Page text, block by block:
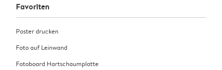
Favoriten
Poster drucken
Foto auf Leinwand
Fotoboard Hartschaumplatte